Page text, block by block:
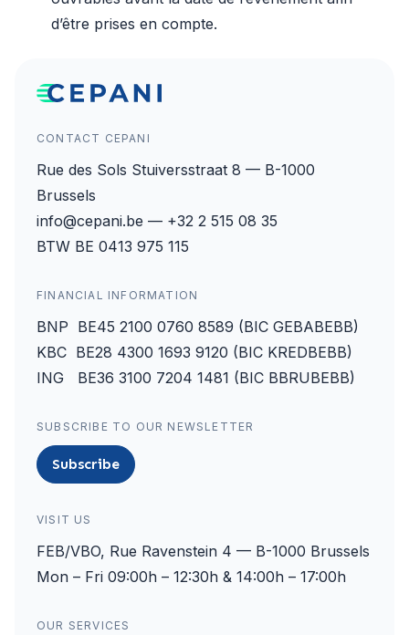
d’être prises en compte.
CONTACT CEPANI
Rue des Sols Stuiversstraat 8 — B-1000
Brussels
info@cepani.be — +32 2 515 08 35
BTW BE 0413 975 115
FINANCIAL INFORMATION
BNP BE45 2100 0760 8589 (BIC GEBABEBB)
KBC BE28 4300 1693 9120 (BIC KREDBEBB)
ING BE36 3100 7204 1481 (BIC BBRUBEBB)
SUBSCRIBE TO OUR NEWSLETTER
Subscribe
VISIT US
FEB/VBO, Rue Ravenstein 4 — B-1000 Brussels
Mon – Fri 09:00h – 12:30h & 14:00h – 17:00h
OUR SERVICES